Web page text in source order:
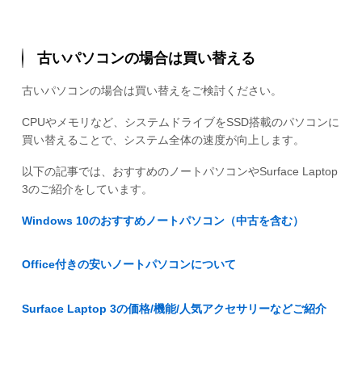
古いパソコンの場合は買い替える
古いパソコンの場合は買い替えをご検討ください。
CPUやメモリなど、システムドライブをSSD搭載のパソコンに
買い替えることで、システム全体の速度が向上します。
以下の記事では、おすすめのノートパソコンやSurface Laptop
3のご紹介をしています。
Windows 10のおすすめノートパソコン（中古を含む）
Office付きの安いノートパソコンについて
Surface Laptop 3の価格/機能/人気アクセサリーなどご紹介